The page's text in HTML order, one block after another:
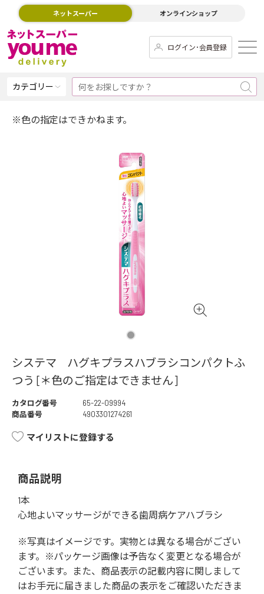
ネットスーパー オンラインショップ
ログイン･会員登録
カテゴリー
※色の指定はできかねます。
システマ ハグキプラスハブラシコンパクトふ
つう [＊色のご指定はできません]
カタログ番号
65-22-09994
商品番号
4903301274261
マイリストに登録する
商品説明
1本
心地よいマッサージができる歯周病ケアハブラシ
※写真はイメージです。実物とは異なる場合がござい
ます。※パッケージ画像は予告なく変更となる場合が
ございます。また、商品表示の記載内容に関しまして
はお手元に届きました商品の表示をご確認いただきま